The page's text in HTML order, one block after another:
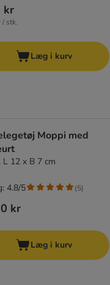
kr
/ stk.
Læg i kurv
Moppi med
L 12 x B 7 cm
kr
4.8/5 (5)
Læg i kurv